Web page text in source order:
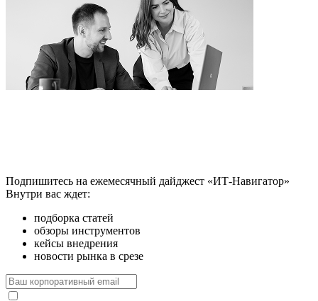
Подпишитесь на ежемесячный дайджест «ИТ-Навигатор»
Внутри вас ждет:
подборка статей
обзоры инструментов
кейсы внедрения
новости рынка в срезе